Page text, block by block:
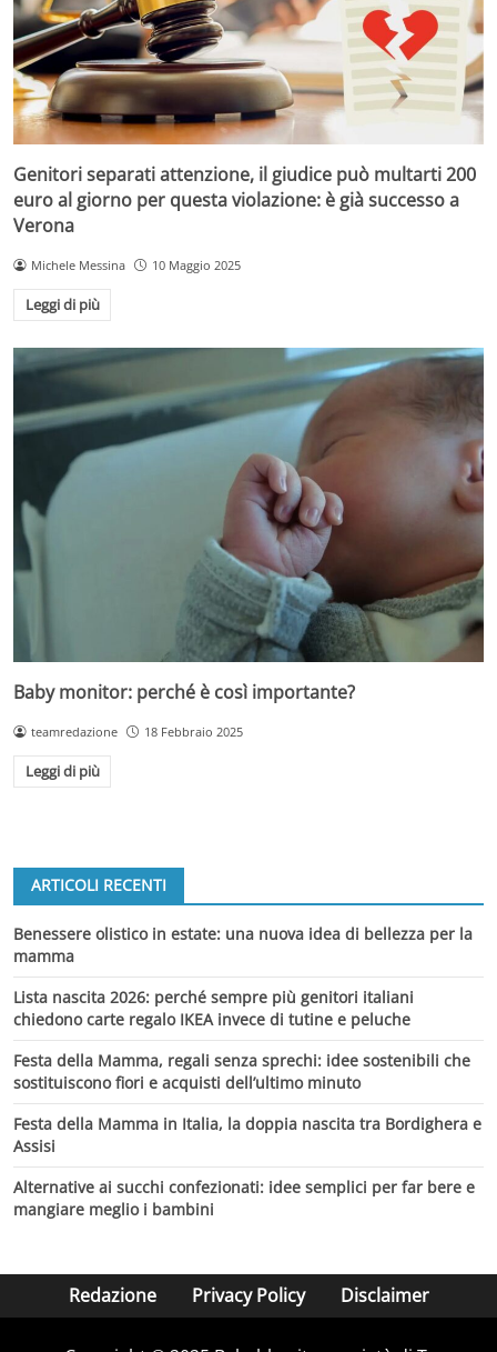
Genitori separati attenzione, il giudice può multarti 200
euro al giorno per questa violazione: è già successo a
Verona
Michele Messina 10 Maggio 2025
Leggi di più
Baby monitor: perché è così importante?
teamredazione 18 Febbraio 2025
Leggi di più
ARTICOLI RECENTI
Benessere olistico in estate: una nuova idea di bellezza per la
mamma
Lista nascita 2026: perché sempre più genitori italiani
chiedono carte regalo IKEA invece di tutine e peluche
Festa della Mamma, regali senza sprechi: idee sostenibili che
sostituiscono fiori e acquisti dell’ultimo minuto
Festa della Mamma in Italia, la doppia nascita tra Bordighera e
Assisi
Alternative ai succhi confezionati: idee semplici per far bere e
mangiare meglio i bambini
Redazione Privacy Policy Disclaimer